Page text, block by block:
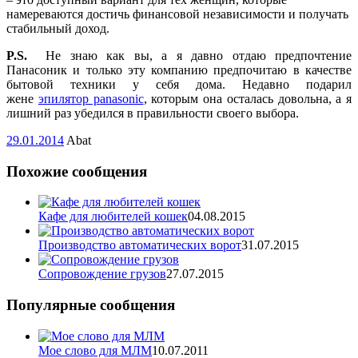
намереваются достичь финансовой независимости и получать
стабильный доход.
P.S. Не знаю как вы, а я давно отдаю предпочтение
Панасоник и только эту компанию предпочитаю в качестве
бытовой техники у себя дома. Недавно подарил
жене эпилятор panasonic, которым она осталась довольна, а я
лишний раз убедился в правильности своего выбора.
29.01.2014 Abat
Похожие сообщения
Кафе для любителей кошек04.08.2015
Производство автоматических ворот31.07.2015
Cопровождение грузов27.07.2015
Популярные сообщения
Мое слово для МЛМ10.07.2011